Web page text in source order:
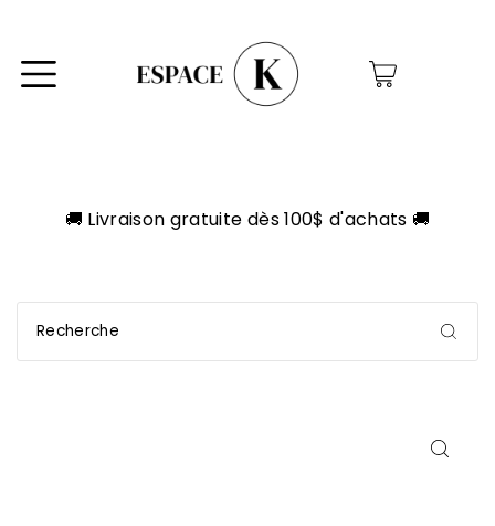
0
🚚 Livraison gratuite dès 100$ d'achats 🚚